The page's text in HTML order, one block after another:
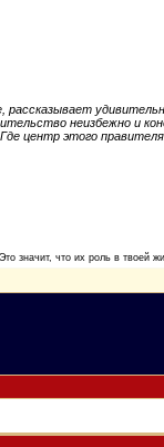
неизбежно и
центр этого
значит, что их роль в твоей